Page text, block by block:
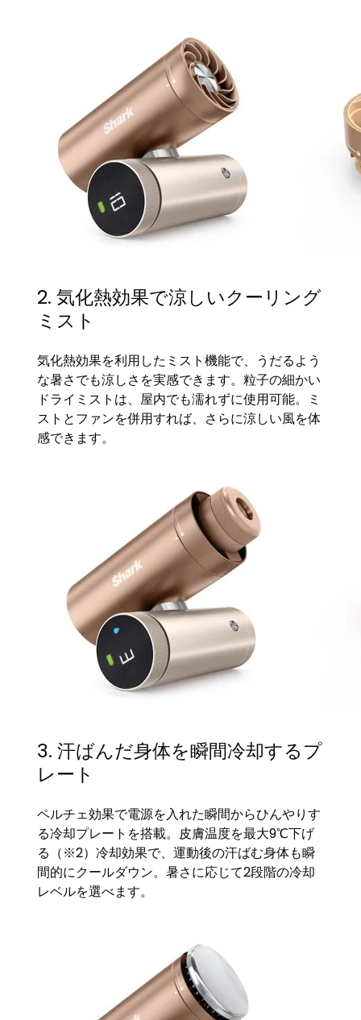
2. 気化熱効果で涼しいクーリング
ミスト
気化熱効果を利用したミスト機能で、うだるよう
な暑さでも涼しさを実感できます。粒子の細かい
ドライミストは、屋内でも濡れずに使用可能。ミ
ストとファンを併用すれば、さらに涼しい風を体
感できます。
3. 汗ばんだ身体を瞬間冷却するプ
レート
ペルチェ効果で電源を入れた瞬間からひんやりす
る冷却プレートを搭載。皮膚温度を最大9℃下げ
る（※2）冷却効果で、運動後の汗ばむ身体も瞬
間的にクールダウン。暑さに応じて2段階の冷却
レベルを選べます。